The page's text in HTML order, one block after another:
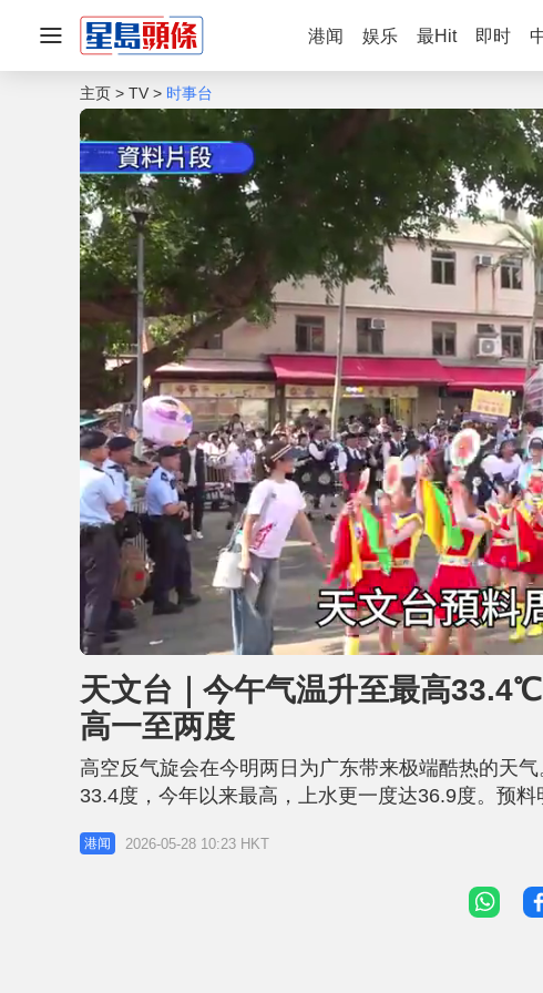
港闻 娱乐 最Hit 即时
主页 TV 时事台
U
n
u
t
e
L
o
d
e
d
0
%
天文台｜今午气温升至最高
高一至两度
高空反气旋会在今明两日为广东带来极端酷热的天
33.4度，今年以来最高，上水更一度达36.9度。预
几阵骤雨及雷暴。 酷热天气警告持续。今日下午
部分时间有阳光。日间极端酷热，市区气温介乎28
港闻 2026-05-28 10:23 HKT